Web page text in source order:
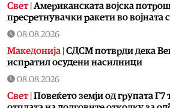
Свет| Американската војска
пресретнувачки ракети во војната
08.08.2026
Македонија СДСМ потврди дека
испратил осудени насилници
08.08.2026
Свет| Повеќето земји од групата Г7